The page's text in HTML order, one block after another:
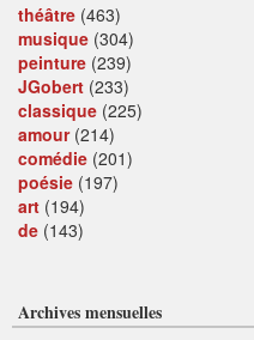
théâtre (463)
musique (304)
peinture (239)
JGobert (233)
classique (225)
amour(214)
comédie (201)
poésie (197)
art (194)
de (143)
Archives mensuelles